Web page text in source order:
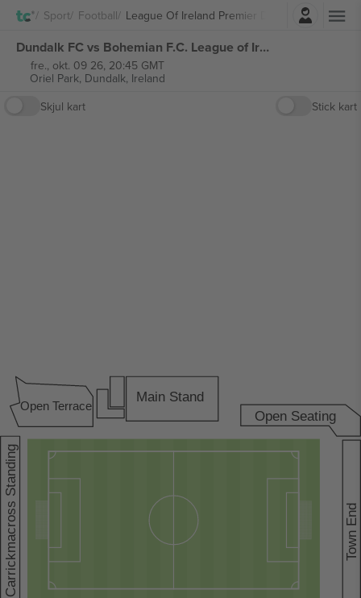
Sport Football League Of Ireland Premier Division
Logg Inn
Dundalk FC vs Bohemian F.C. League of Ireland Premier Division billetter
fre., okt. 09 26, 20:45 GMT
Oriel Park, Dundalk, Ireland
Skjul kart
Stick kart
T
own End
Open Seating
Main Stand
Open Terrace
Carrickmacross Standing